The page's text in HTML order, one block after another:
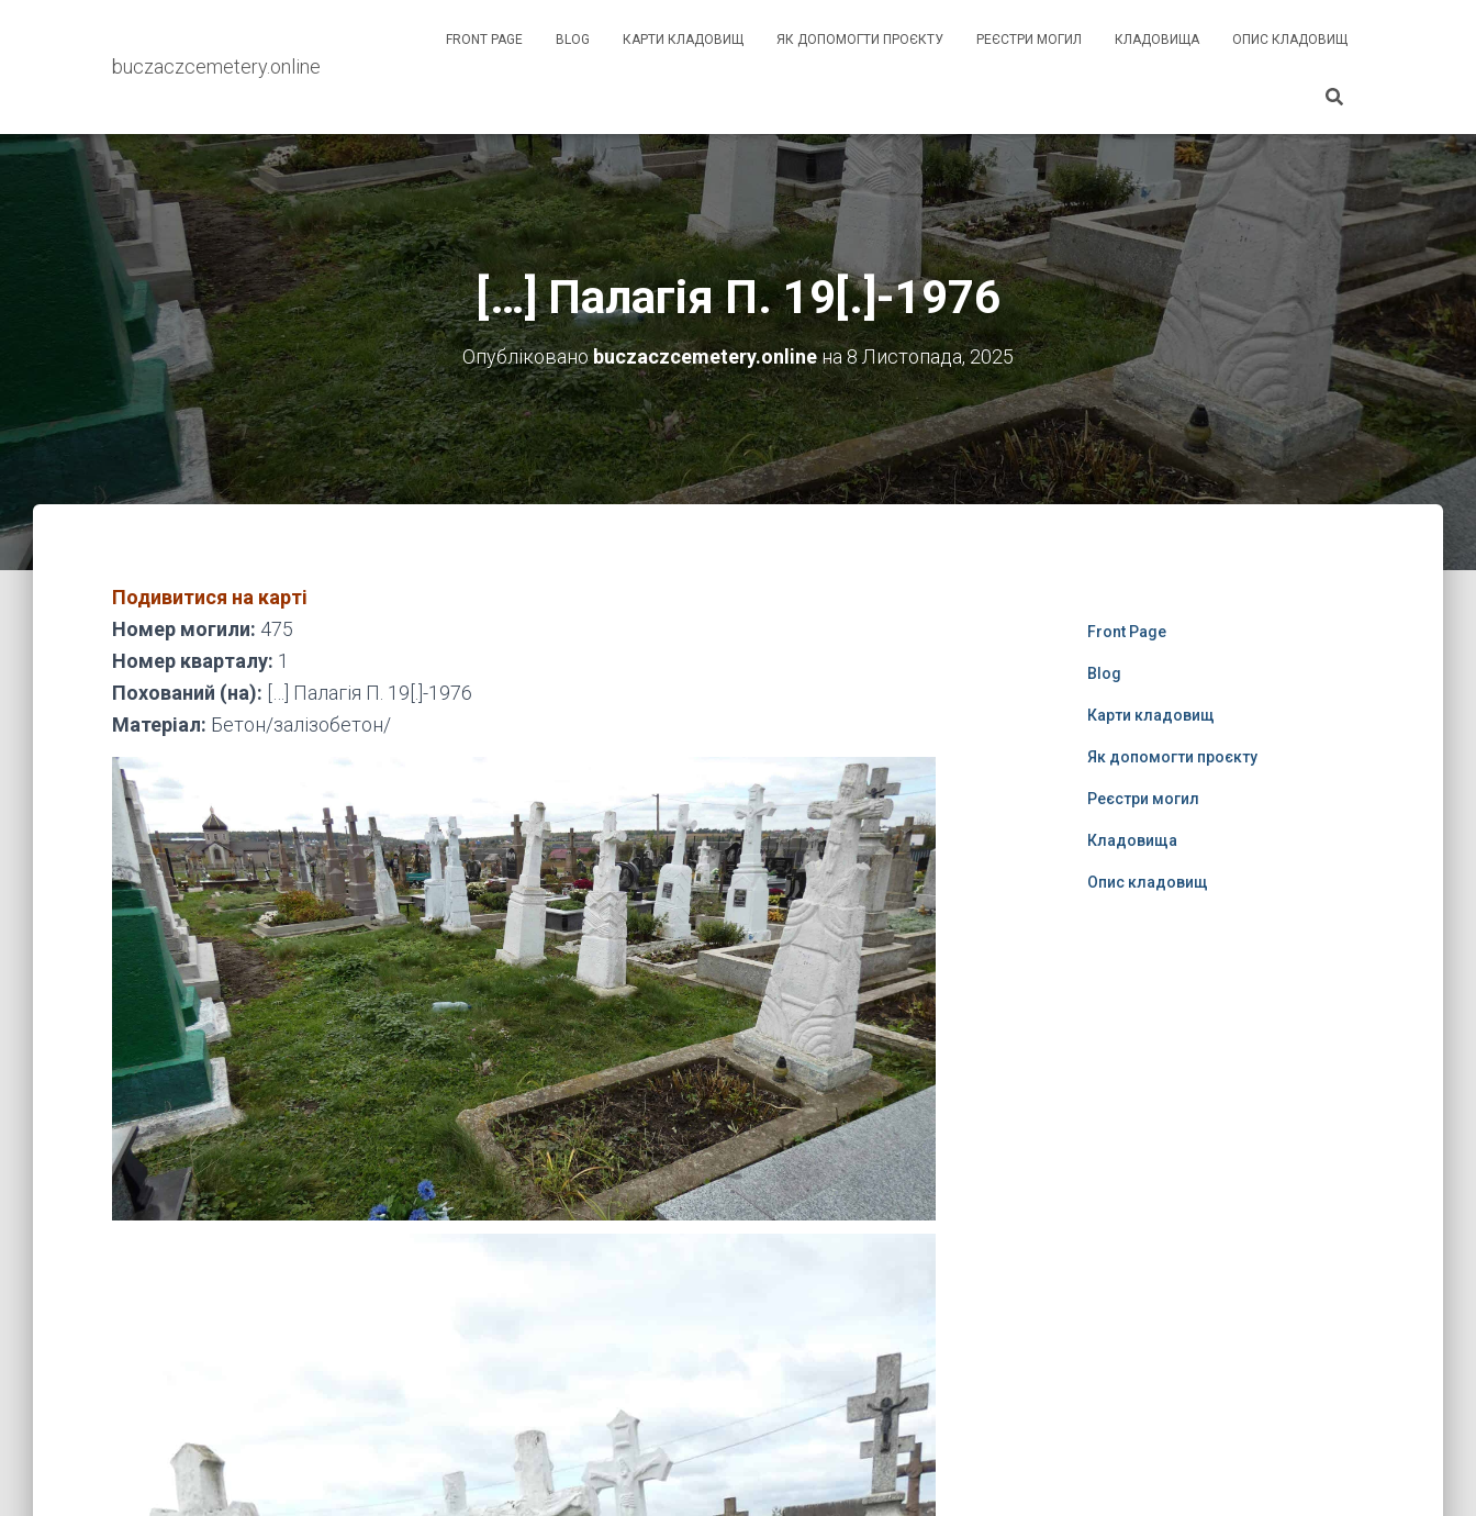
buczaczcemetery.online
FRONT PAGE BLOG КАРТИ КЛАДОВИЩ ЯК ДОПОМОГТИ ПРОЄКТУ РЕЄСТРИ МОГИЛ КЛАДОВИЩА ОПИС КЛАДОВИЩ
[…] Палагія П. 19[.]-1976
Опублікованоbuczaczcemetery.onlineна8 Листопада, 2025
Подивитися на карті
Номер могили: 475
Номер кварталу: 1
Похований (на): […] Палагія П. 19[.]-1976
Матеріал: Бетон/залізобетон/
Front Page
Blog
Карти кладовищ
Як допомогти проєкту
Реєстри могил
Кладовища
Опис кладовищ